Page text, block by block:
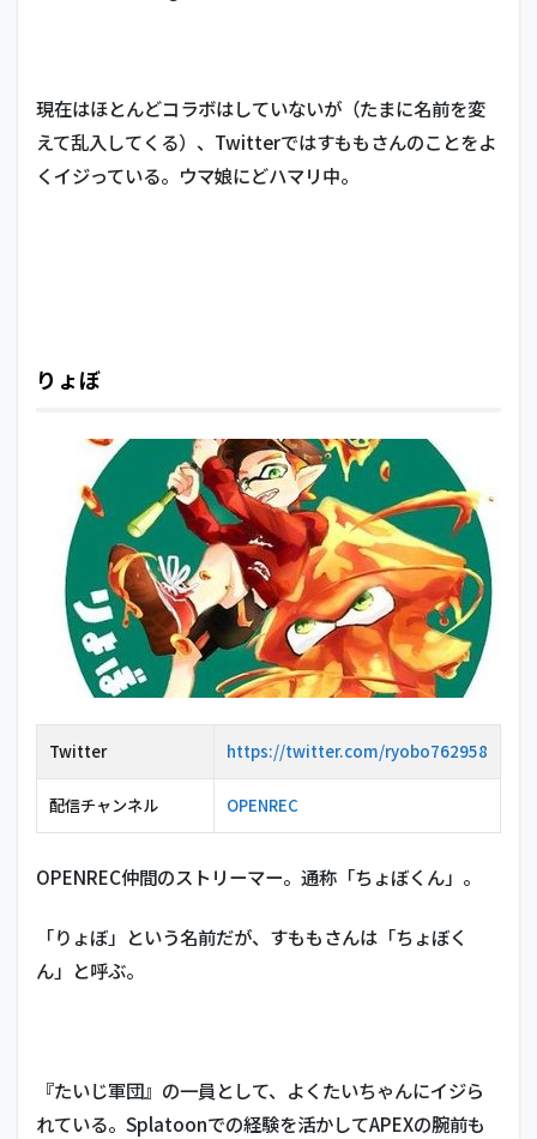
現在はほとんどコラボはしていないが（たまに名前を変
えて乱入してくる）、Twitterではすももさんのことをよ
くイジっている。ウマ娘にどハマリ中。
りょぼ
Twitter https://twitter.com/ryobo762958
配信チャンネル OPENREC
OPENREC仲間のストリーマー。通称「ちょぼくん」。
「りょぼ」という名前だが、すももさんは「ちょぼく
ん」と呼ぶ。
『たいじ軍団』の一員として、よくたいちゃんにイジら
れている。Splatoonでの経験を活かしてAPEXの腕前も